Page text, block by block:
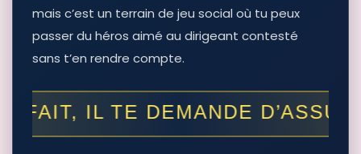
mais c’est un terrain de jeu social où tu peux
passer du héros aimé au dirigeant contesté
sans t’en rendre compte.